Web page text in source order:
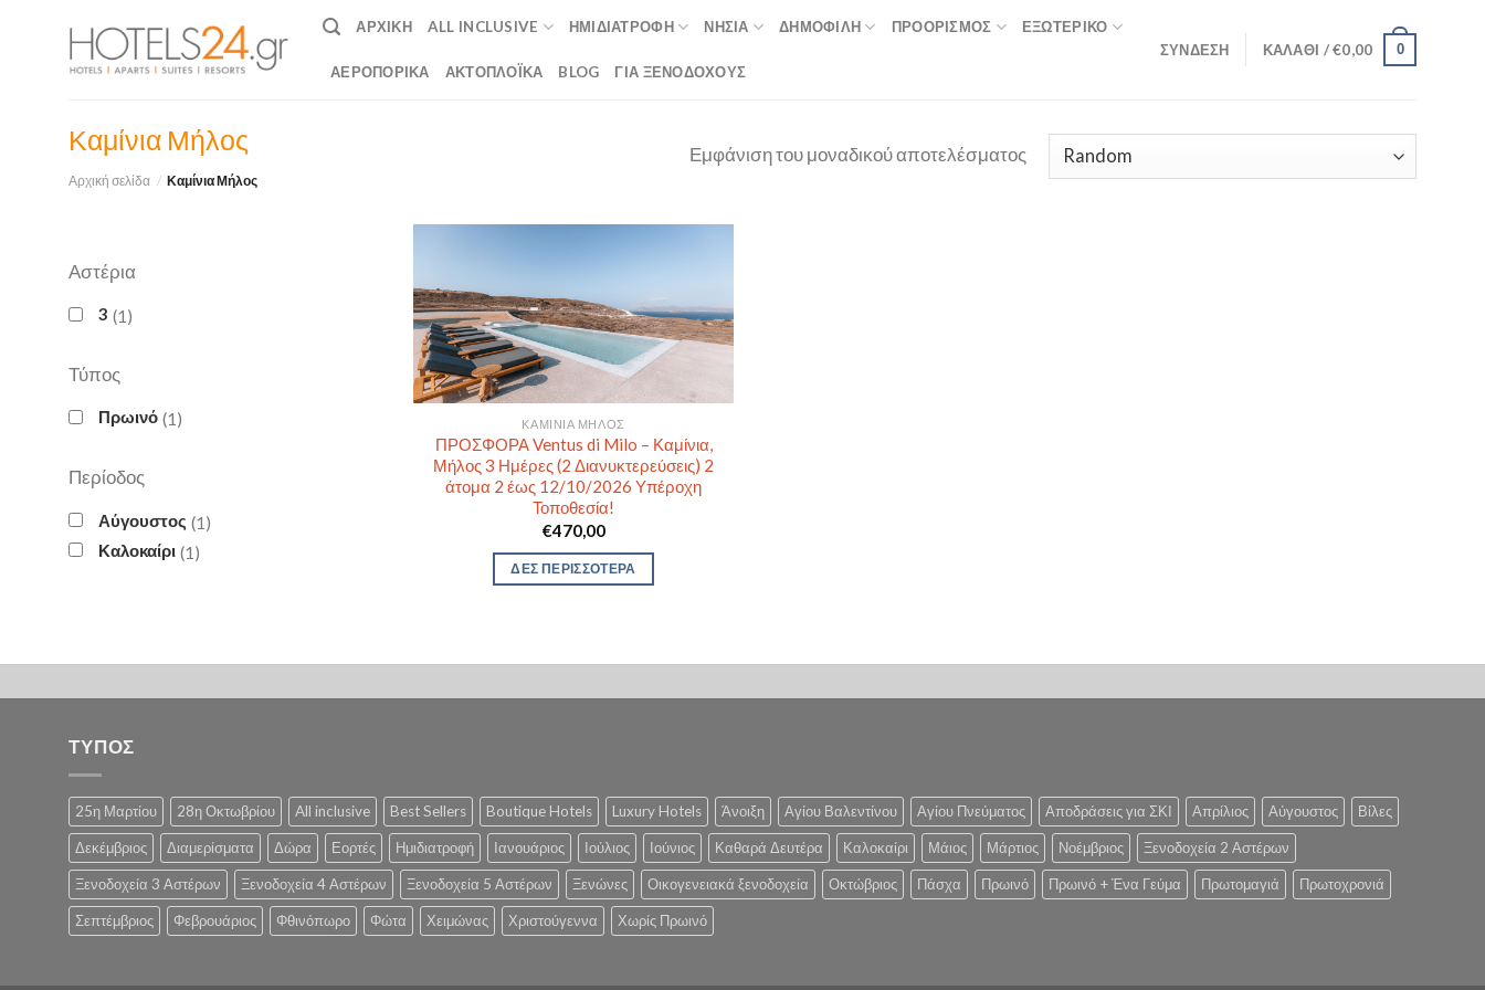
ΑΡΧΙΚΉ ALL INCLUSIVE ΗΜΙΔΙΑΤΡΟΦΉ ΝΗΣΙΆ ΔΗΜΟΦΙΛΉ ΠΡΟΟΡΙΣΜΟΣ ΕΞΩΤΕΡΙΚΌ
ΑΕΡΟΠΟΡΙΚΆ ΑΚΤΟΠΛΟΪΚΆ BLOG ΓΙΑ ΞΕΝΟΔΟΧΟΥΣ
ΣΎΝΔΕΣΗ ΚΑΛΆΘΙ /€0,00 0
Καμίνια Μήλος
Αρχική σελίδα / Καμίνια Μήλος
Εμφάνιση του μοναδικού αποτελέσματος
Αστέρια
3 1
Τύπος
Πρωινό 1
Περίοδος
Αύγουστος 1
Καλοκαίρι 1
ΚΑΜΊΝΙΑ ΜΉΛΟΣ
ΠΡΟΣΦΟΡΑ Ventus di Milo – Καμίνια,
Μήλος 3 Ημέρες (2 Διανυκτερεύσεις) 2
άτομα 2 έως 12/10/2026 Υπέροχη
Τοποθεσία!
€470,00
ΔΕΣ ΠΕΡΙΣΣΟΤΕΡΑ
ΤΥΠΟΣ
25η Μαρτίου 28η Οκτωβρίου All inclusive Best Sellers Boutique Hotels Luxury Hotels Άνοιξη Αγίου Βαλεντίνου Αγίου Πνεύματος Αποδράσεις για ΣΚΙ Απρίλιος Αύγουστος Βίλες
Δεκέμβριος Διαμερίσματα Δώρα Εορτές Ημιδιατροφή Ιανουάριος Ιούλιος Ιούνιος Καθαρά Δευτέρα Καλοκαίρι Μάιος Μάρτιος Νοέμβριος Ξενοδοχεία 2 Αστέρων
Ξενοδοχεία 3 Αστέρων Ξενοδοχεία 4 Αστέρων Ξενοδοχεία 5 Αστέρων Ξενώνες Οικογενειακά ξενοδοχεία Οκτώβριος Πάσχα Πρωινό Πρωινό + Ένα Γεύμα Πρωτομαγιά Πρωτοχρονιά
Σεπτέμβριος Φεβρουάριος Φθινόπωρο Φώτα Χειμώνας Χριστούγεννα Χωρίς Πρωινό